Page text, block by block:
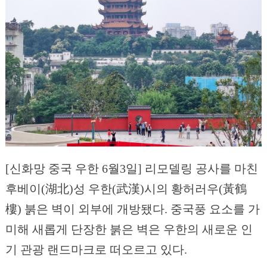
[신화망 중국 우한 6월3일] 리모델링 공사를 마친
후베이(湖北)성 우한(武漢)시의 황허러우(黃鶴
樓) 붉은 벽이 외부에 개방됐다. 중국풍 요소를 가
미해 새롭게 단장한 붉은 벽은 우한의 새로운 인
기 관광 랜드마크로 떠오르고 있다.